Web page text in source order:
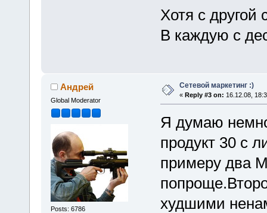
Хотя с другой
В каждую с
Андрей
Global Moderator
Posts: 6786
Сетевой маркетинг :)
« Reply #3 on: 16.12.08,
Я думаю
продукт 30 с
примеру два
худшими